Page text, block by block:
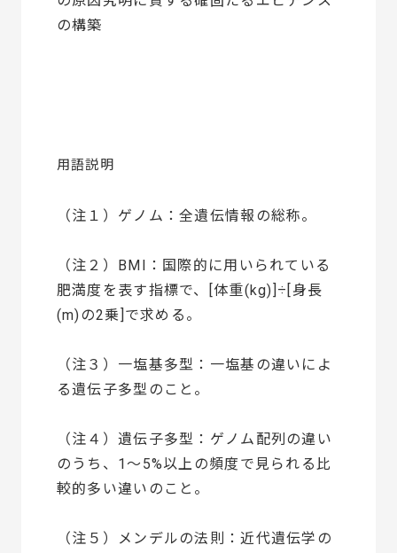
の構築
用語説明
（注１）ゲノム：全遺伝情報の総称。
（注２）BMI：国際的に用いられている
肥満度を表す指標で、[体重(kg)]÷[身長
(m)の2乗]で求める。
（注３）一塩基多型：一塩基の違いによ
る遺伝子多型のこと。
（注４）遺伝子多型：ゲノム配列の違い
のうち、1～5%以上の頻度で見られる比
較的多い違いのこと。
（注５）メンデルの法則：近代遺伝学の